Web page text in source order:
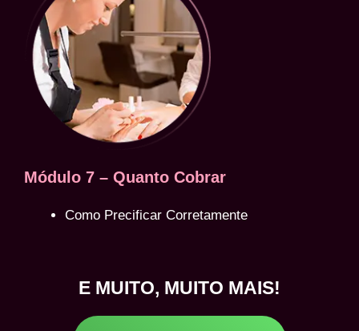
Módulo 7 – Quanto Cobrar
Como Precificar Corretamente
E MUITO, MUITO MAIS!